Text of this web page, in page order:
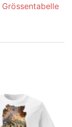
Grössentabelle